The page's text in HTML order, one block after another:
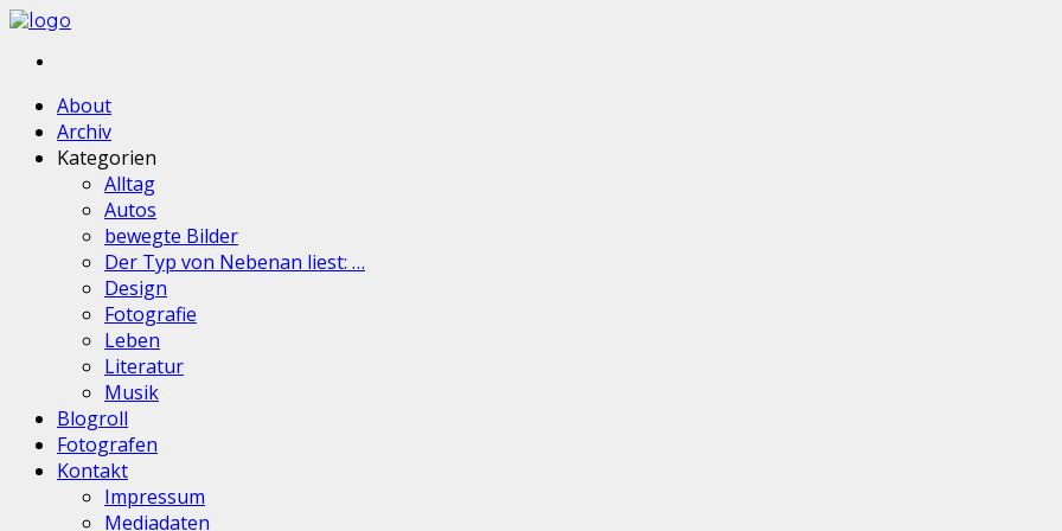
About
Archiv
Kategorien
Alltag
Autos
bewegte Bilder
Der Typ von Nebenan liest: …
Design
Fotografie
Leben
Literatur
Musik
Blogroll
Fotografen
Kontakt
Impressum
Mediadaten